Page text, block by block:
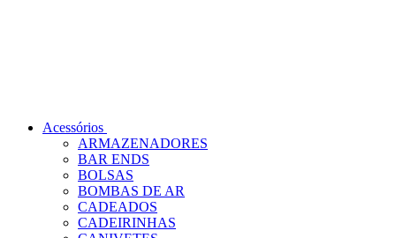
Acessórios
ARMAZENADORES
BAR ENDS
BOLSAS
BOMBAS DE AR
CADEADOS
CADEIRINHAS